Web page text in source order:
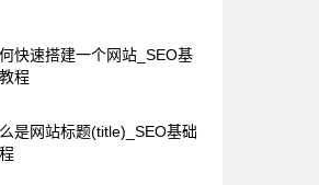
快速搭建一个网站_SEO基
程
是网站标题(title)_SEO基础